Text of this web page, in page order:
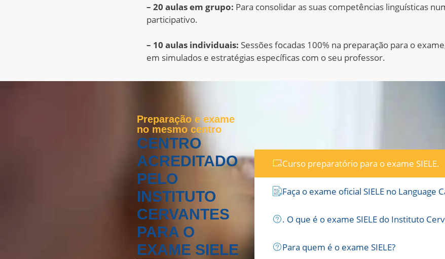
– 20 aulas em grupo: Para consolidar as suas competências linguísticas
participativo.
– 10 aulas individuais: Sessões focadas 100% na preparação para o
em simulados e estratégias específicas com o seu professor.
Preparação e exame
no mesmo centro
CENTRO
ACREDITADO
PELO
INSTITUTO
CERVANTES
PARA O
EXAME SIELE
Curso preparatório para o exame SIELE.
Faça o exame oficial SIELE no Language
. O que é o exame SIELE do Instituto
Para quem é o exame SIELE?